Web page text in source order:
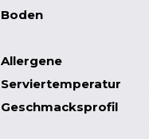
Boden
Allergene
Serviertemperatur
Geschmacksprofil